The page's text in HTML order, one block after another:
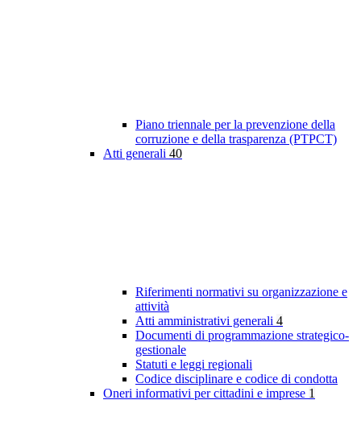
Piano triennale per la prevenzione della
corruzione e della trasparenza (PTPCT)
Atti generali 40
Riferimenti normativi su organizzazione e
attività
Atti amministrativi generali 4
Documenti di programmazione strategico-
gestionale
Statuti e leggi regionali
Codice disciplinare e codice di condotta
Oneri informativi per cittadini e imprese 1